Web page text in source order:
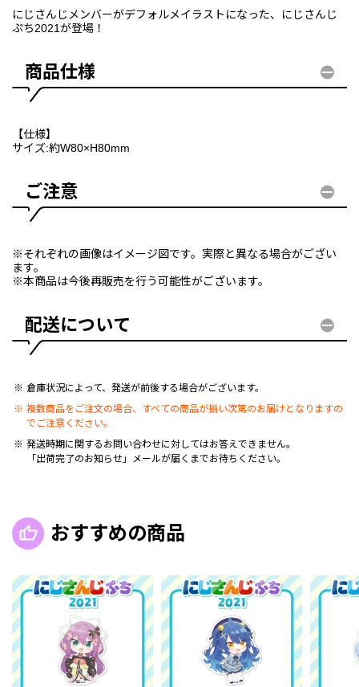
にじさんじメンバーがデフォルメイラストになった、にじさんじ
ぷち2021が登場！
商品仕様
【仕様】
サイズ:約W80×H80mm
ご注意
※それぞれの画像はイメージ図です。実際と異なる場合がござい
ます。
※本商品は今後再販売を行う可能性がございます。
配送について
倉庫状況によって、発送が前後する場合がございます。
複数商品をご注文の場合、すべての商品が揃い次第のお届けとなりますの
でご注意ください。
発送時期に関するお問い合わせに対してはお答えできません。
「出荷完了のお知らせ」メールが届くまでお待ちください。
おすすめの商品